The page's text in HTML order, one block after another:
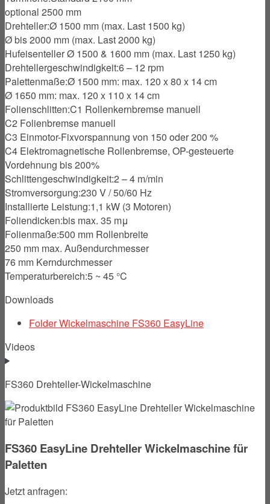
optional 2500 mm
Drehteller:Ø 1500 mm (max. Last 1500 kg)
Ø bis 2000 mm (max. Last 2000 kg)
Hufeisenteller Ø 1500 & 1600 mm (max. Last 1250 kg)
Drehtellergeschwindigkeit:6 – 12 rpm
Palettenmaße:Ø 1500 mm: max. 120 x 80 x 14 cm
Ø 1650 mm: max. 120 x 110 x 14 cm
Folienschlitten:C1 Rollenkernbremse manuell
C2 Folienbremse manuell
C3 Einmotor-Fixvorspannung von 150 oder 200 %
C4 Elektromagnetische Rollenbremse, OP-gesteuerte
Vordehnung bis 200%
Schlittengeschwindigkeit:2 – 4 m/min
Stromversorgung:230 V / 50/60 Hz
Installierte Leistung:1,1 kW (3 Motoren)
Foliendicken:bis max. 35 mμ
Folienmaße:500 mm Rollenbreite
250 mm max. Außendurchmesser
76 mm Kerndurchmesser
Temperaturbereich:5 ~ 45 °C
Downloads
Folder Wickelmaschine FS360 EasyLine
Videos
FS360 Drehteller-Wickelmaschine
FS360 EasyLine Drehteller Wickelmaschine für
Paletten
Jetzt anfragen: